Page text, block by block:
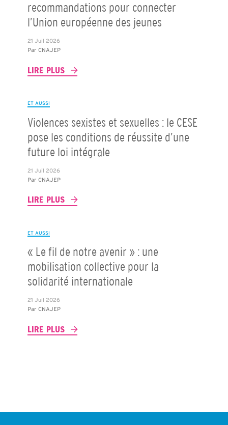
recommandations pour connecter
l’Union européenne des jeunes
21 Juil 2026
Par CNAJEP
LIRE PLUS
ET AUSSI
Violences sexistes et sexuelles : le CESE
pose les conditions de réussite d’une
future loi intégrale
21 Juil 2026
Par CNAJEP
LIRE PLUS
ET AUSSI
« Le fil de notre avenir » : une
mobilisation collective pour la
solidarité internationale
21 Juil 2026
Par CNAJEP
LIRE PLUS